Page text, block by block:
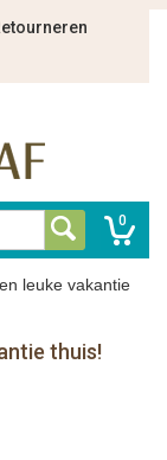
0
leuke vakantie
thuis!